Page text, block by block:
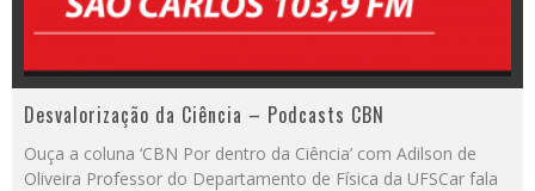
Desvalorização da Ciência – Podcasts CBN
Ouça a coluna ‘CBN Por dentro da Ciência’ com Adilson de
Oliveira Professor do Departamento de Física da UFSCar fala